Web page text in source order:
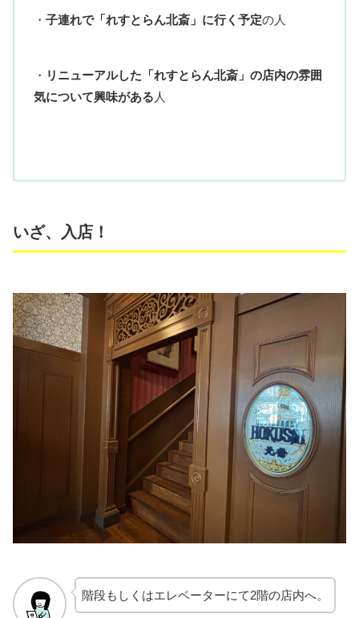
・ 子連れで「れすとらん北斎」に行く予定の人
・ リニューアルした「れすとらん北斎」の店内の雰囲
気について興味がある 人
いざ、入店！
階段もしくはエレベーターにて2階の店内へ。